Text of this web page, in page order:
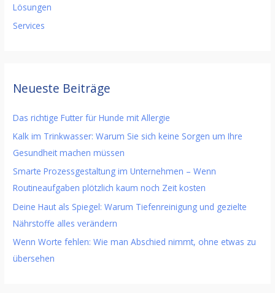
Lösungen
Services
Neueste Beiträge
Das richtige Futter für Hunde mit Allergie
Kalk im Trinkwasser: Warum Sie sich keine Sorgen um Ihre
Gesundheit machen müssen
Smarte Prozessgestaltung im Unternehmen – Wenn
Routineaufgaben plötzlich kaum noch Zeit kosten
Deine Haut als Spiegel: Warum Tiefenreinigung und gezielte
Nährstoffe alles verändern
Wenn Worte fehlen: Wie man Abschied nimmt, ohne etwas zu
übersehen